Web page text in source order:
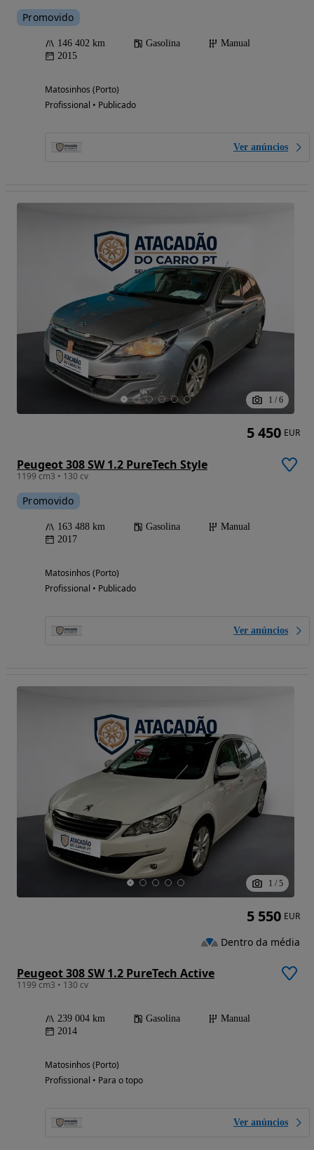
Promovido
146 402 km Gasolina
Manual
2015
Matosinhos (Porto)
Profissional • Publicado
Ver anúncios
1 / 6
Peugeot 308 SW 1.2 PureTech Style
1199 cm3 • 130 cv
Promovido
163 488 km Gasolina
Manual
2017
Matosinhos (Porto)
Profissional • Publicado
Ver anúncios
5 450 EUR
1 / 5
Peugeot 308 SW 1.2 PureTech Active
1199 cm3 • 130 cv
239 004 km Gasolina
Manual
2014
Matosinhos (Porto)
Profissional • Para o topo
Ver anúncios
5 550 EUR
Dentro da média